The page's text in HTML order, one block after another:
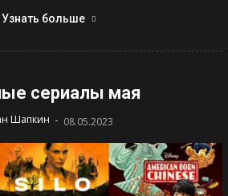
Узнать больше
сериалы мая
Шапкин - 08.05.2023